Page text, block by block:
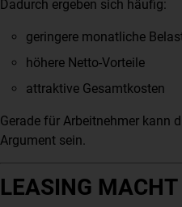
Dadurch ergeben sich häufig:
geringere monatliche
höhere Netto-Vorteile
attraktive Gesamtkosten
Gerade für Arbeitnehmer kann
Argument sein.
LEASING